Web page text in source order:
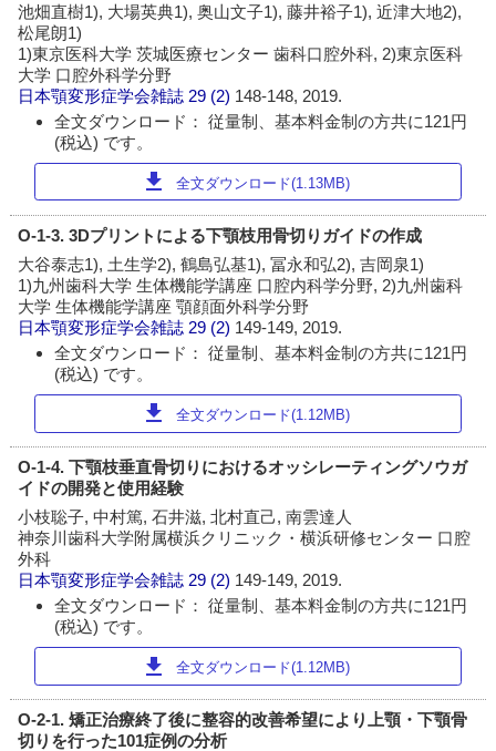
池畑直樹1), 大場英典1), 奥山文子1), 藤井裕子1), 近津大地2),
松尾朗1)
1)東京医科大学 茨城医療センター 歯科口腔外科, 2)東京医科
大学 口腔外科学分野
日本顎変形症学会雑誌 29 (2) 148-148, 2019.
全文ダウンロード： 従量制、基本料金制の方共に121円
(税込) です。
download 全文ダウンロード(1.13MB)
O-1-3. 3Dプリントによる下顎枝用骨切りガイドの作成
大谷泰志1), 土生学2), 鶴島弘基1), 冨永和弘2), 吉岡泉1)
1)九州歯科大学 生体機能学講座 口腔内科学分野, 2)九州歯科
大学 生体機能学講座 顎顔面外科学分野
日本顎変形症学会雑誌 29 (2) 149-149, 2019.
全文ダウンロード： 従量制、基本料金制の方共に121円
(税込) です。
download 全文ダウンロード(1.12MB)
O-1-4. 下顎枝垂直骨切りにおけるオッシレーティングソウガ
イドの開発と使用経験
小枝聡子, 中村篤, 石井滋, 北村直己, 南雲達人
神奈川歯科大学附属横浜クリニック・横浜研修センター 口腔
外科
日本顎変形症学会雑誌 29 (2) 149-149, 2019.
全文ダウンロード： 従量制、基本料金制の方共に121円
(税込) です。
download 全文ダウンロード(1.12MB)
O-2-1. 矯正治療終了後に整容的改善希望により上顎・下顎骨
切りを行った101症例の分析